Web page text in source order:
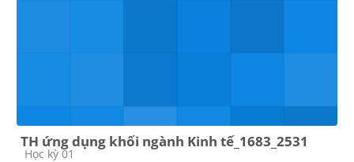
TH ứng dụng khối ngành Kinh tế_1683_2531
Course category
Học kỳ 01